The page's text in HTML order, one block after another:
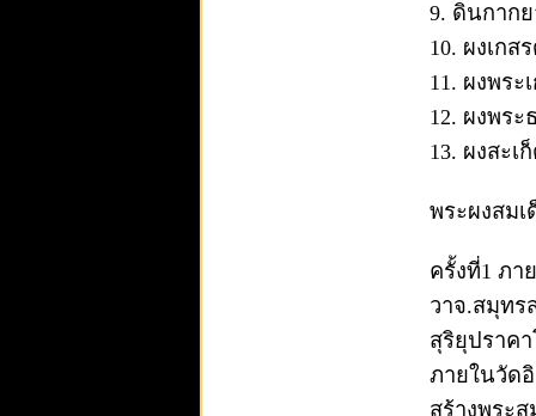
9. ดินกาก
10. ผงเก
11. ผงพร
12. ผงพร
13. ผงสะ
พระผงสม
ครั้งที่1 ภา
วาจ.สมุทร
สุริยุปราค
ภายในวัด
สร้างพระ